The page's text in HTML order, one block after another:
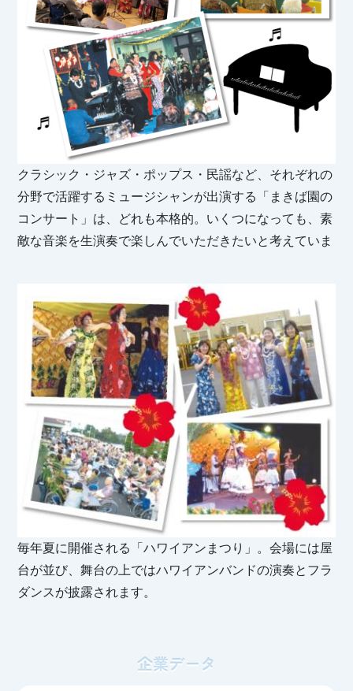
クラシック・ジャズ・ポップス・民謡など、それぞれの
分野で活躍するミュージシャンが出演する「まきば園の
コンサート」は、どれも本格的。いくつになっても、素
敵な音楽を生演奏で楽しんでいただきたいと考えていま
毎年夏に開催される「ハワイアンまつり」。会場には屋
台が並び、舞台の上ではハワイアンバンドの演奏とフラ
ダンスが披露されます。
企業データ